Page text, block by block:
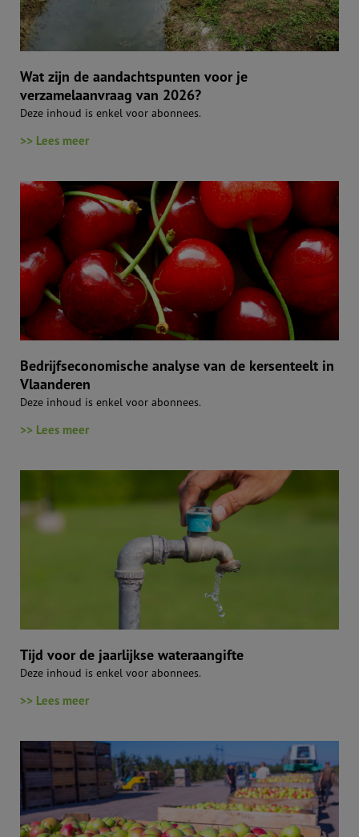
Wat zijn de aandachtspunten voor je
verzamelaanvraag van 2026?
Deze inhoud is enkel voor abonnees.
>> Lees meer
Bedrijfseconomische analyse van de kersenteelt in
Vlaanderen
Deze inhoud is enkel voor abonnees.
>> Lees meer
Tijd voor de jaarlijkse wateraangifte
Deze inhoud is enkel voor abonnees.
>> Lees meer